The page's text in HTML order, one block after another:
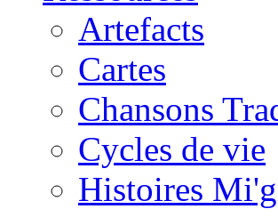
Artefacts
Cartes
Chansons
Cycles de vie
Histoires